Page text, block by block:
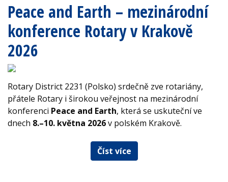
Peace and Earth – mezinárodní
konference Rotary v Krakově
2026
Rotary District 2231 (Polsko) srdečně zve rotariány,
přátele Rotary i širokou veřejnost na mezinárodní
konferenci Peace and Earth, která se uskuteční ve
dnech 8.–10. května 2026v polském Krakově.
Číst více